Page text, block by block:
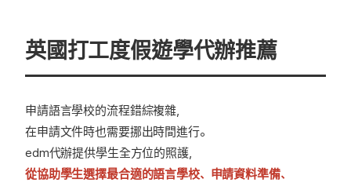
英國打工度假遊學代辦推薦
申請語言學校的流程錯綜複雜，
在申請文件時也需要挪出時間進行。
edm代辦提供學生全方位的照護，
從協助學生選擇最合適的語言學校、申請資料準備、